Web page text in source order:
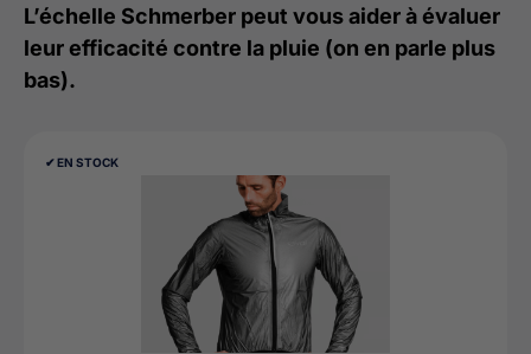
L’échelle Schmerber peut vous aider à évaluer
leur efficacité contre la pluie (on en parle plus
bas).
✔︎ EN STOCK